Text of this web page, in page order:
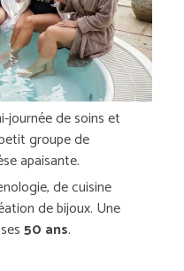
journée de soins et
groupe de
apaisante.
de cuisine
de bijoux. Une
50 ans.